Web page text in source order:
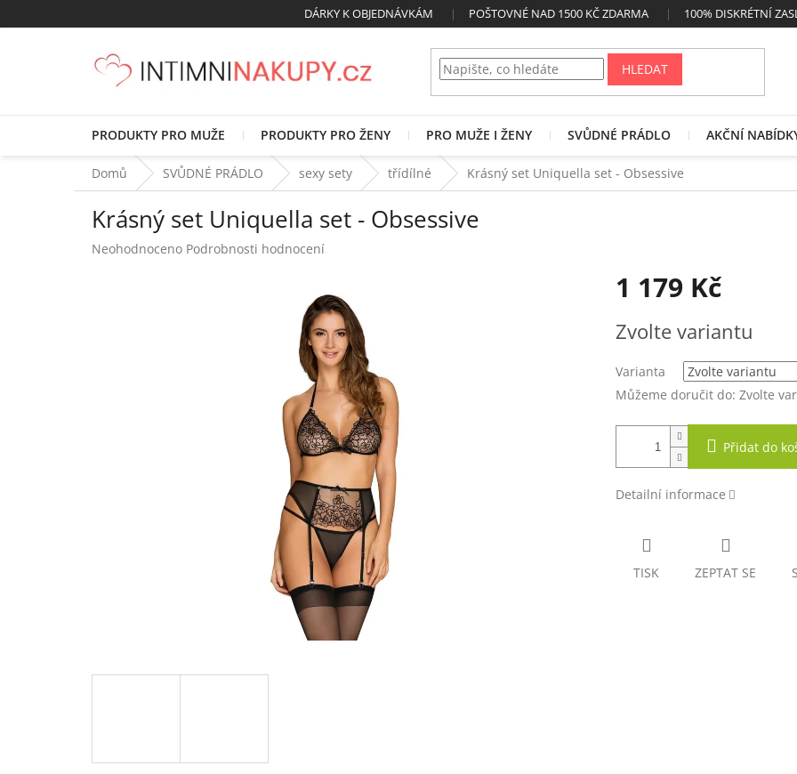
na
DÁRKY K OBJEDNÁVKÁM POŠTOVNÉ NAD 1500 KČ ZDARMA 100% DISKRÉTNÍ
HLEDAT
PRODUKTY PRO MUŽE PRODUKTY PRO ŽENY PRO MUŽE I ŽENY SVŮDNÉ PRÁDLO AKČNÍ
Domů SVŮDNÉ PRÁDLO sexy sety třídílné Krásný set Uniquella set - Obsessive
Krásný set Uniquella set - Obsessive
Průměrné
Neohodnoceno Podrobnosti hodnocení
1 179 Kč
cena:
Zvolte variantu
Varianta
Můžeme doručit do: Zvolte
Přidat do
Detailní informace
TISK ZEPTAT SE